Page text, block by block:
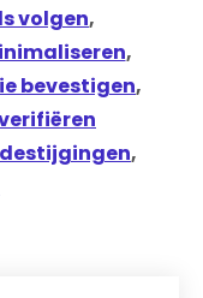
volgen,
,
bevestigen,
,